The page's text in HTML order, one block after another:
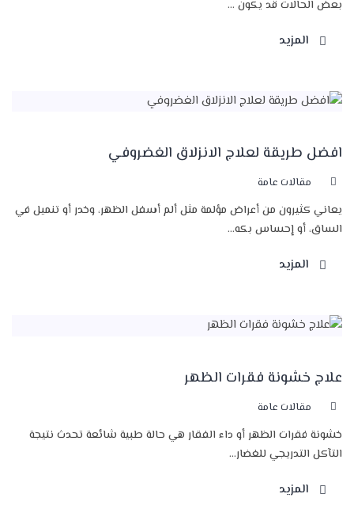
بعض الحالات قد يكون ...
المزيد
افضل طريقة لعلاج الانزلاق الغضروفي
مقالات عامة
يعاني كثيرون من أعراض مؤلمة مثل ألم أسفل الظهر، وخدر أو تنميل في
الساق، أو إحساس بكه...
المزيد
علاج خشونة فقرات الظهر
مقالات عامة
خشونة فقرات الظهر أو داء الفقار هي حالة طبية شائعة تحدث نتيجة
التآكل التدريجي للغضار...
المزيد